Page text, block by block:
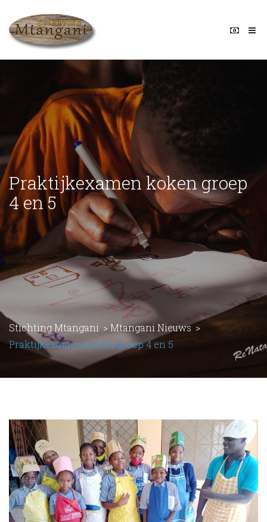
Praktijkexamen koken groep
4 en 5
Stichting Mtangani >Mtangani Nieuws>
Praktijkexamen koken groep 4 en 5